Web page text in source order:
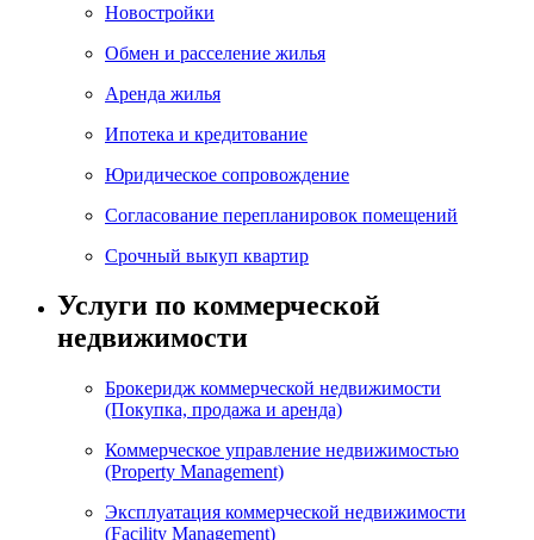
Новостройки
Обмен и расселение жилья
Аренда жилья
Ипотека и кредитование
Юридическое сопровождение
Согласование перепланировок помещений
Срочный выкуп квартир
Услуги по коммерческой
недвижимости
Брокеридж коммерческой недвижимости
(Покупка, продажа и аренда)
Коммерческое управление недвижимостью
(Property Management)
Эксплуатация коммерческой недвижимости
(Facility Management)